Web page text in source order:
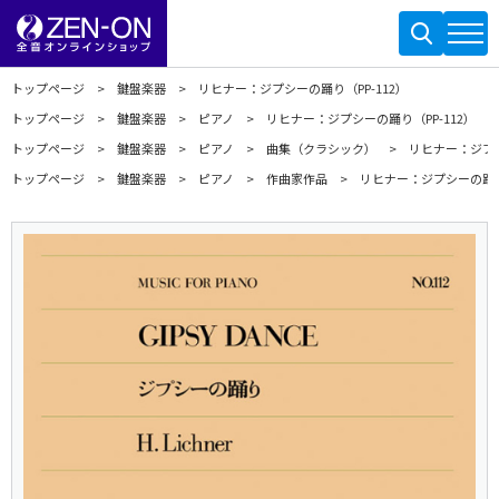
トップページ 鍵盤楽器
リヒナー：ジプシーの踊り（PP-112）
トップページ
鍵盤楽器 ピアノ
リヒナー：ジプシーの踊り（PP-112）
トップページ
鍵盤楽器 ピアノ 曲集（クラシック）
リヒナー：ジ
トップページ
鍵盤楽器 ピアノ 作曲家作品 リヒナー：ジプシーの踊